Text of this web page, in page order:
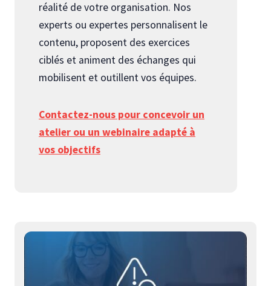
réalité de votre organisation. Nos
experts ou expertes personnalisent le
contenu, proposent des exercices
ciblés et animent des échanges qui
mobilisent et outillent vos équipes.
Contactez-nous pour concevoir un
atelier ou un webinaire adapté à
vos objectifs